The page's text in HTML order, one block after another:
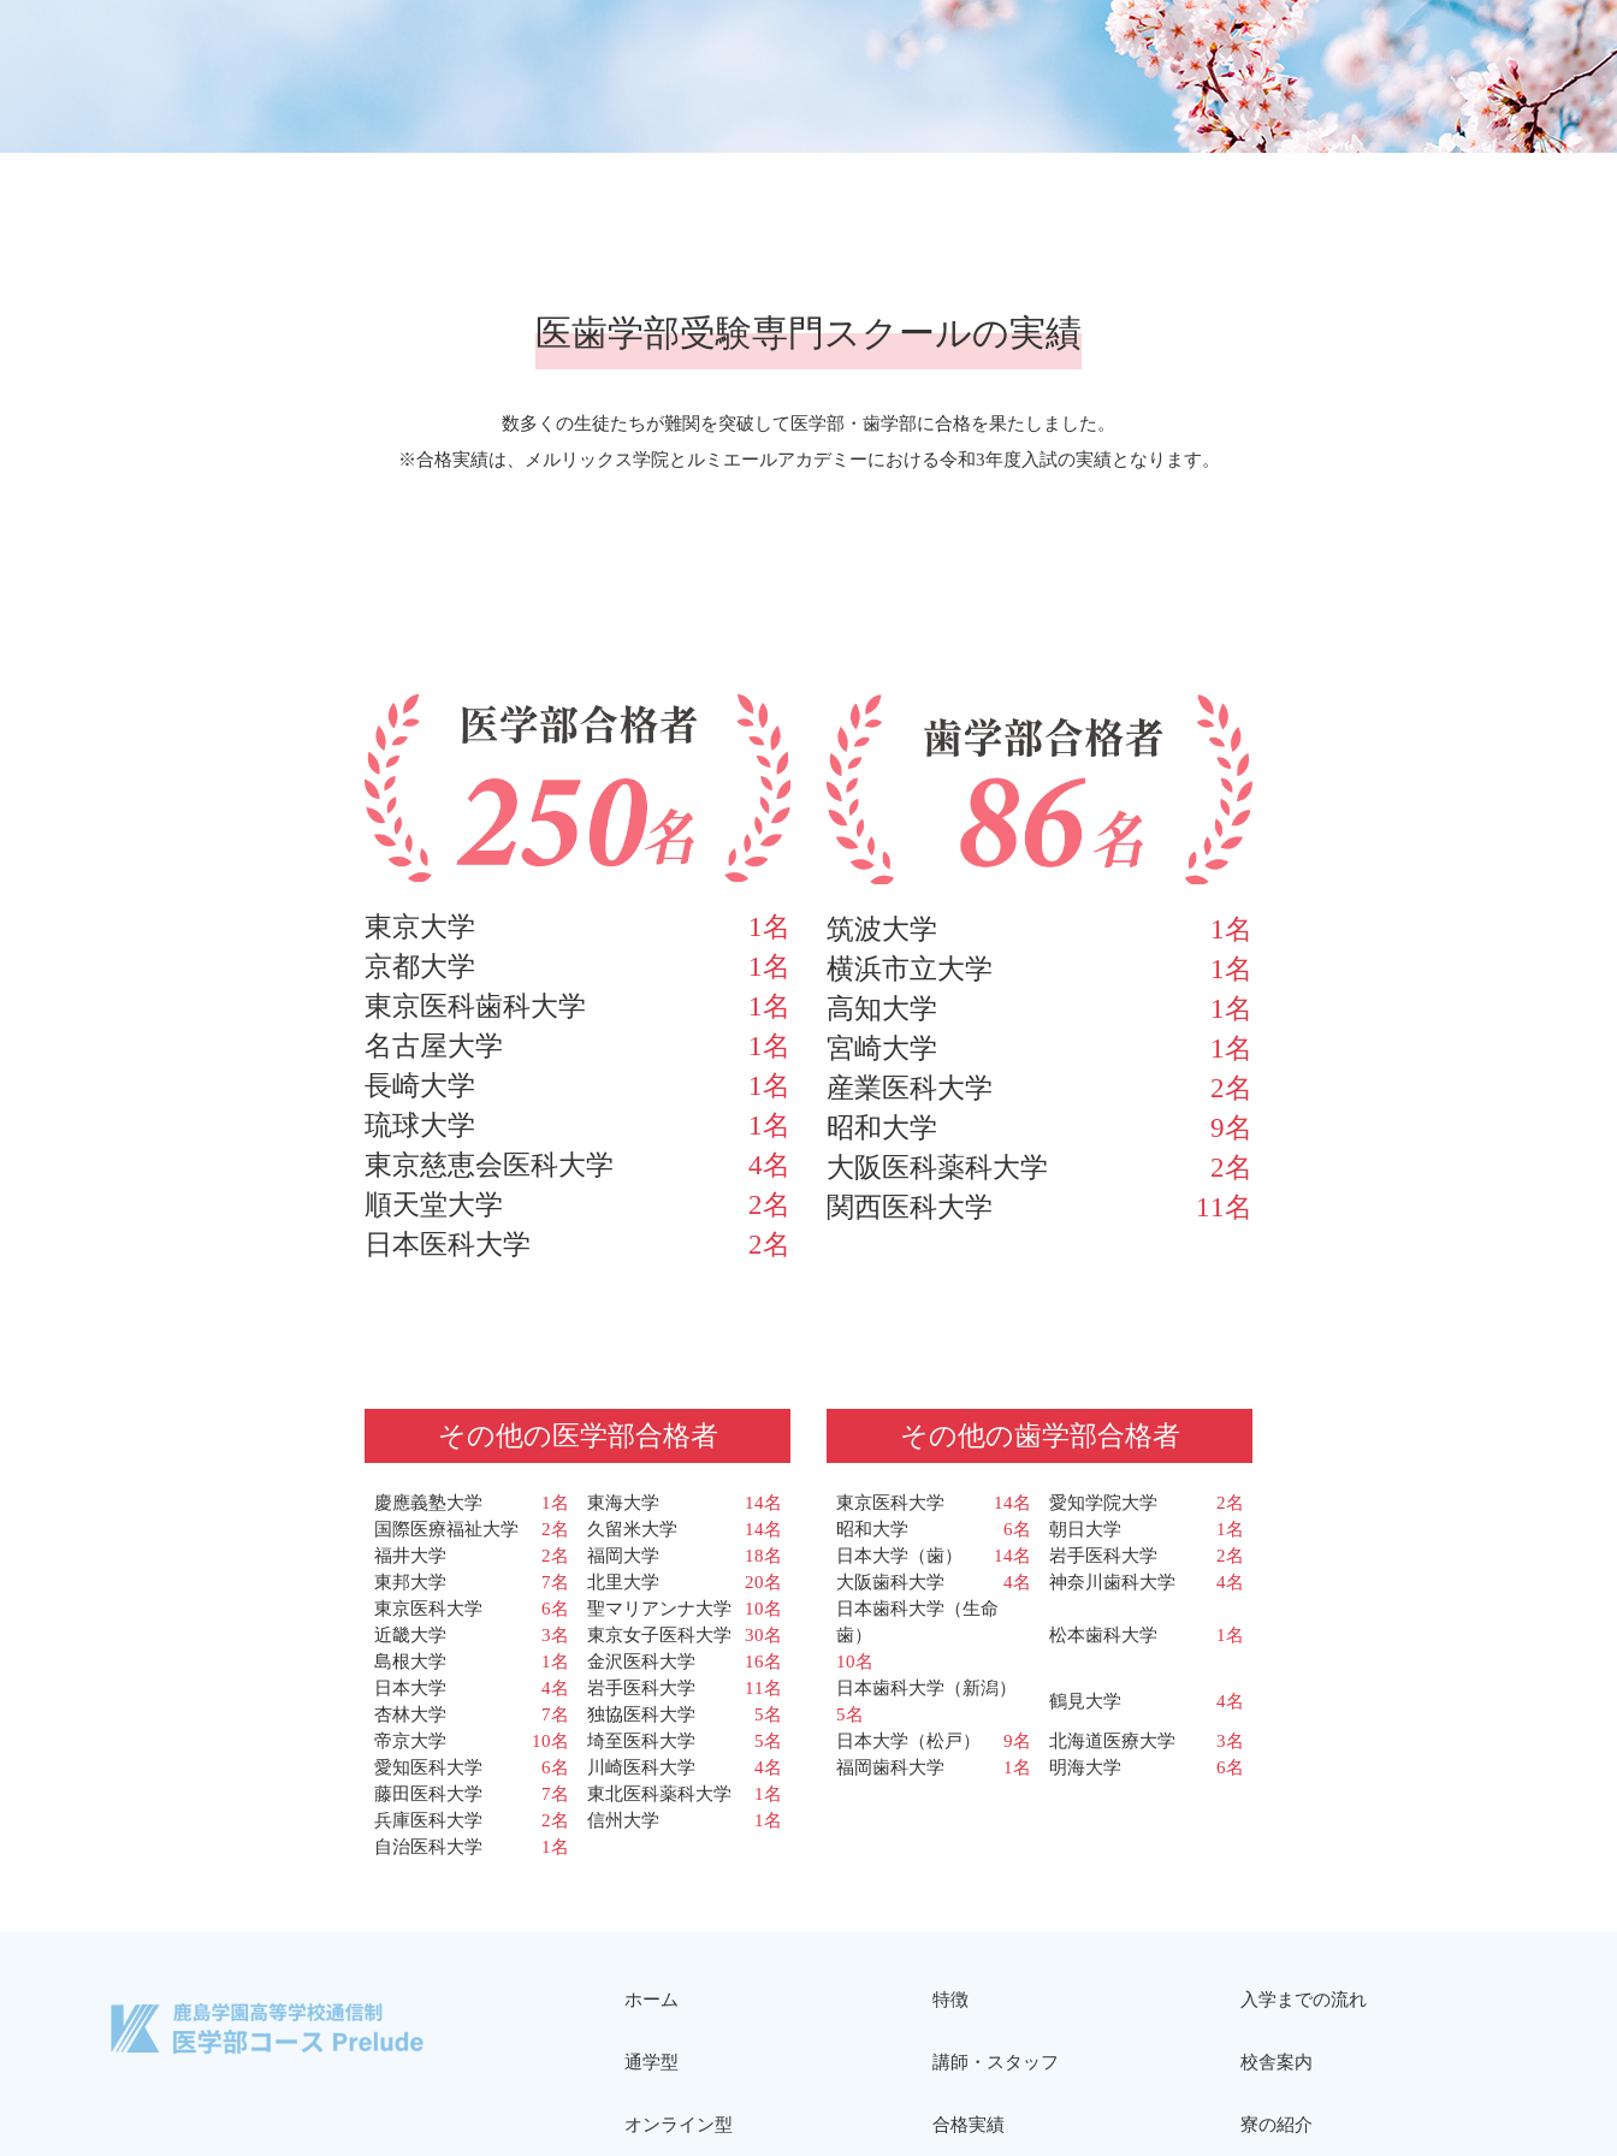
医歯学部受験専門スクールの実績
数多くの生徒たちが難関を突破して医学部・歯学部に合格を果たしました。
※合格実績は、メルリックス学院とルミエールアカデミーにおける令和3年度入試の実績となります。
東京大学
1名
京都大学
1名
東京医科歯科大学
1名
名古屋大学
1名
長崎大学
1名
琉球大学
1名
東京慈恵会医科大学
4名
順天堂大学
2名
日本医科大学
2名
筑波大学
1名
横浜市立大学
1名
高知大学
1名
宮崎大学
1名
産業医科大学
2名
昭和大学
9名
大阪医科薬科大学
2名
関西医科大学
11名
その他の医学部合格者
慶應義塾大学 1名 東海大学
14名
国際医療福祉大学
2名 久留米大学
14名
福井大学
2名 福岡大学
18名
東邦大学
7名 北里大学
20名
東京医科大学
6名 聖マリアンナ大学
10名
近畿大学
3名 東京女子医科大学
30名
島根大学
1名 金沢医科大学
16名
日本大学
4名 岩手医科大学
11名
杏林大学
7名 独協医科大学
5名
帝京大学
10名 埼至医科大学
5名
愛知医科大学
6名 川崎医科大学
4名
藤田医科大学
7名 東北医科薬科大学
1名
兵庫医科大学
2名 信州大学
1名
自治医科大学
1名
その他の歯学部合格者
東京医科大学 14名 愛知学院大学
2名
昭和大学
6名 朝日大学
1名
日本大学（歯）
14名 岩手医科大学
2名
大阪歯科大学
4名 神奈川歯科大学
4名
日本歯科大学（生命
歯）
10名
松本歯科大学 1名
日本歯科大学（新潟）
5名
鶴見大学 4名
日本大学（松戸） 9名 北海道医療大学
3名
福岡歯科大学
1名 明海大学 6名
ホーム
通学型
オンライン型
特徴
講師・スタッフ
合格実績
入学までの流れ
校舎案内
寮の紹介